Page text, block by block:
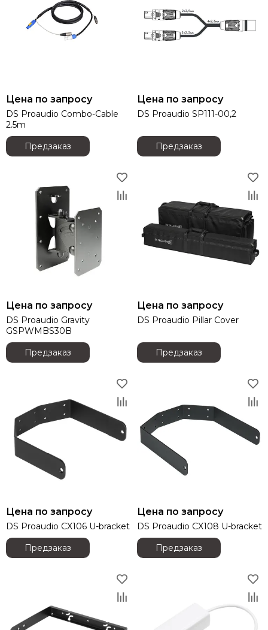
FOCUSRITE
Fonestar
HK Audio
I LIGHTING
INTREND
Invotone
KRAMER
L Acoustics
Lab Gruppen
LightСraft
Lightlink
Light Sky
Light Union
Lift Craft
MACKIE
Magmatic FX
Martin
Midas
MiPro
Neumann
OnStage
Obsidian
Pioneer
PROLYTE
Цена по запросу
DS Proaudio Combo-Cable
2.5m
Предзаказ
Цена по запросу
DS Proaudio SP111-00,2
Предзаказ
Цена по запросу
DS Proaudio Gravity
GSPWMBS30B
Предзаказ
Цена по запросу
DS Proaudio Pillar Cover
Предзаказ
Цена по запросу
DS Proaudio CX106 U-bracket
Предзаказ
Цена по запросу
DS Proaudio CX108 U-bracket
Предзаказ